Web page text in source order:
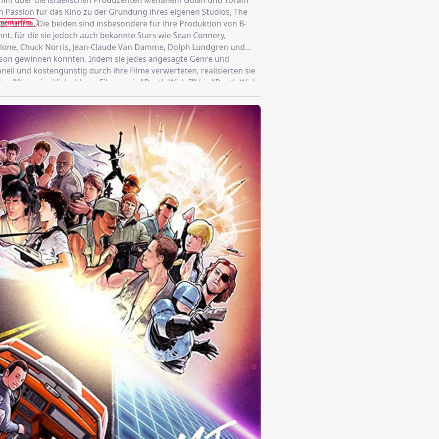
Passion für das Kino zu der Gründung ihres eigenen Studios, The
führte. Die beiden sind insbesondere für ihre Produktion von B-
die sie jedoch auch bekannte Stars wie Sean Connery,
Chuck Norris, Jean-Claude Van Damme, Dolph Lundgren und
gewinnen konnten. Indem sie jedes angesagte Genre und
und kostengünstig durch ihre Filme verwerteten, realisierten sie
80ern eine Vielzahl von Filmen wie "Death Wish II" bis "Death Wish
Bronson oder die zwei "Delta Force"-Filme mit Dolph Lundgren.
Filme wie "Masters of the Universe", "Superman IV: The Quest
"Captain America" wurden von Golan und Globus produziert.